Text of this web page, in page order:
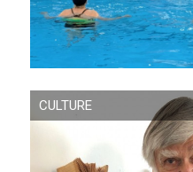
CULTURE